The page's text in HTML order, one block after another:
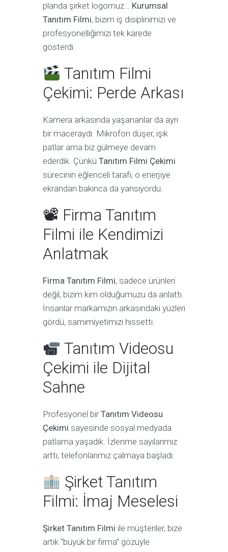
planda şirket logomuz… Kurumsal
Tanıtım Filmi, bizim iş disiplinimizi ve
profesyonelliğimizi tek karede
gösterdi.
Tanıtım Filmi
Çekimi: Perde Arkası
Kamera arkasında yaşananlar da ayrı
bir maceraydı. Mikrofon düşer, ışık
patlar ama biz gülmeye devam
ederdik. Çünkü Tanıtım Filmi Çekimi
sürecinin eğlenceli tarafı, o enerjiye
ekrandan bakınca da yansıyordu.
📽 Firma Tanıtım
Filmi ile Kendimizi
Anlatmak
Firma Tanıtım Filmi, sadece ürünleri
değil, bizim kim olduğumuzu da anlattı.
İnsanlar markamızın arkasındaki yüzleri
gördü, samimiyetimizi hissetti.
Tanıtım Videosu
Çekimi ile Dijital
Sahne
Profesyonel birTanıtım Videosu
Çekimi sayesinde sosyal medyada
patlama yaşadık. İzlenme sayılarımız
arttı, telefonlarımız çalmaya başladı.
Şirket Tanıtım
Filmi: İmaj Meselesi
Şirket Tanıtım Filmi ile müşteriler, bize
artık “büyük bir firma” gözüyle